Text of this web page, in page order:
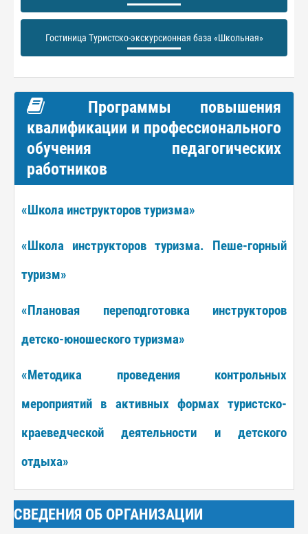
Гостиница Туристско-экскурсионная база «Школьная»
Программы повышения
квалификации и профессионального
обучения педагогических
работников
«Школа инструкторов туризма»
«Школа инструкторов туризма. Пеше-горный
туризм»
«Плановая переподготовка инструкторов
детско-юношеского туризма»
«Методика проведения контрольных
мероприятий в активных формах туристско-
краеведческой деятельности и детского
отдыха»
СВЕДЕНИЯ ОБ ОРГАНИЗАЦИИ